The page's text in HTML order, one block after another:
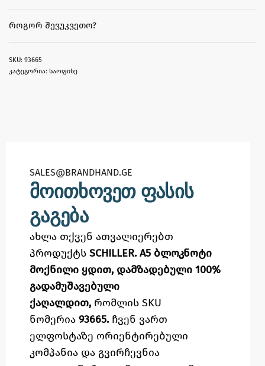
ᲠᲝᲒᲝᲠ ᲨᲔᲕᲣᲙᲕᲔᲗᲝ?
93665
კატეგორია: საოფისე
SALES@BRANDHAND.GE​
მოითხოვეთ ფასის
გაგება
ახლა თქვენ ათვალიერებთ
პროდუქტს SCHILLER. A5 ბლოკნოტი
მოქნილი ყდით, დამზადებული 100%
გადამუშავებული
ქაღალდით, რომლის SKU
ნომერია 93665. ჩვენ ვართ
ელფოსტაზე ორიენტირებული
კომპანია და გვირჩევნია